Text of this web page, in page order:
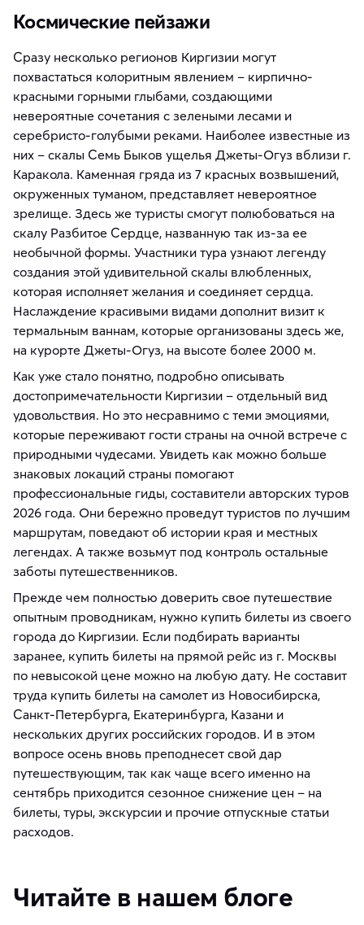
Космические пейзажи
Сразу несколько регионов Киргизии могут
похвастаться колоритным явлением – кирпично-
красными горными глыбами, создающими
невероятные сочетания с зелеными лесами и
серебристо-голубыми реками. Наиболее известные из
них – скалы Семь Быков ущелья Джеты-Огуз вблизи г.
Каракола. Каменная гряда из 7 красных возвышений,
окруженных туманом, представляет невероятное
зрелище. Здесь же туристы смогут полюбоваться на
скалу Разбитое Сердце, названную так из-за ее
необычной формы. Участники тура узнают легенду
создания этой удивительной скалы влюбленных,
которая исполняет желания и соединяет сердца.
Наслаждение красивыми видами дополнит визит к
термальным ваннам, которые организованы здесь же,
на курорте Джеты-Огуз, на высоте более 2000 м.
Как уже стало понятно, подробно описывать
достопримечательности Киргизии – отдельный вид
удовольствия. Но это несравнимо с теми эмоциями,
которые переживают гости страны на очной встрече с
природными чудесами. Увидеть как можно больше
знаковых локаций страны помогают
профессиональные гиды, составители авторских туров
2026 года. Они бережно проведут туристов по лучшим
маршрутам, поведают об истории края и местных
легендах. А также возьмут под контроль остальные
заботы путешественников.
Прежде чем полностью доверить свое путешествие
опытным проводникам, нужно купить билеты из своего
города до Киргизии. Если подбирать варианты
заранее, купить билеты на прямой рейс из г. Москвы
по невысокой цене можно на любую дату. Не составит
труда купить билеты на самолет из Новосибирска,
Санкт-Петербурга, Екатеринбурга, Казани и
нескольких других российских городов. И в этом
вопросе осень вновь преподнесет свой дар
путешествующим, так как чаще всего именно на
сентябрь приходится сезонное снижение цен – на
билеты, туры, экскурсии и прочие отпускные статьи
расходов.
Читайте в нашем блоге